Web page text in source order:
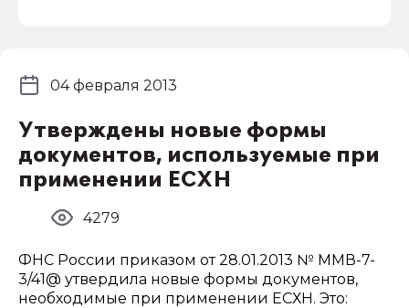
Утверждены новые формы
документов, используемые при
применении ЕСХН
04 февраля 2013
4279
ФНС России приказом от 28.01.2013 № ММВ-7-
3/41@ утвердила новые формы документов,
необходимые при применении ЕСХН. Это: